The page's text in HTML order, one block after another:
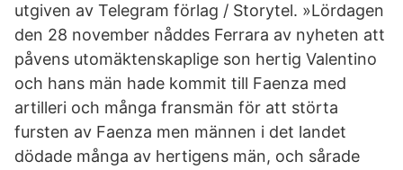
utgiven av Telegram förlag / Storytel. »Lördagen
den 28 november nåddes Ferrara av nyheten att
påvens utomäktenskaplige son hertig Valentino
och hans män hade kommit till Faenza med
artilleri och många fransmän för att störta
fursten av Faenza men männen i det landet
dödade många av hertigens män, och sårade